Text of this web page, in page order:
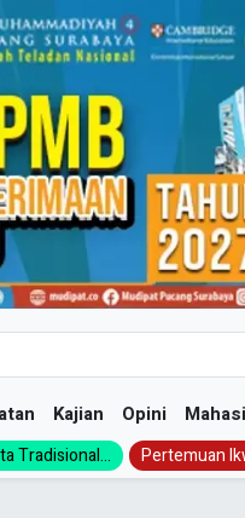
Kajian Opini
Tradisional... Pertemuan